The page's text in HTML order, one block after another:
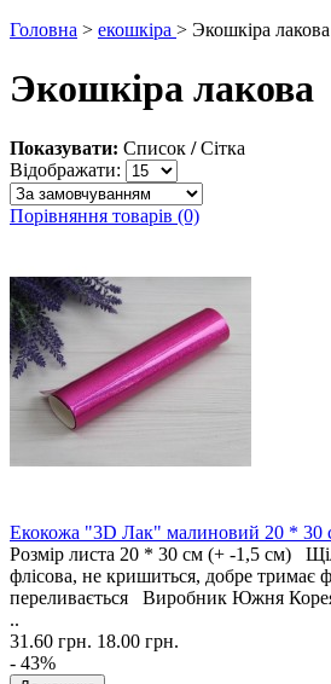
Головна > екошкіра > Экошкiра лакова
Экошкiра лакова
Показувати: Список / Сітка
Відображати:
Порівняння товарів (0)
Екокожа "3D Лак" малиновий 20 * 30
Розмір листа 20 * 30 см (+ -1,5 см)
флісова, не кришиться, добре тримає
переливається Виробник Южня
..
31.60 грн. 18.00 грн.
- 43%